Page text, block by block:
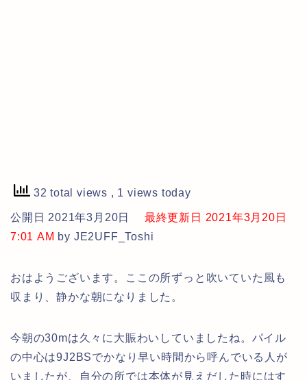
32 total views , 1 views today
公開日 2021年3月20日
最終更新日 2021年3月20日
7:01 AM by JE2UFF_Toshi
おはようございます。ここの所ずっと吹いていた風も
収まり、静かな朝になりました。
今朝の30mは久々に大賑わいしていましたね。パイル
の中心は9J2BSでかなり早い時間から呼んでいる人が
いましたが、自分の所では本体が見えだした時にはす